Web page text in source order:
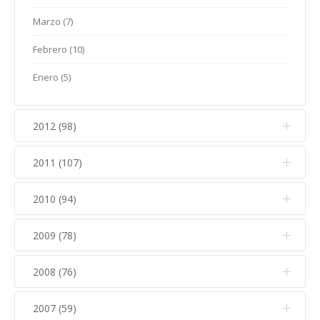
Enero (13)
Marzo (7)
Febrero (10)
Enero (5)
2012 (98)
Diciembre (14)
Noviembre (15)
Octubre (9)
Septiembre (8)
Agosto (1)
Julio (4)
2011 (107)
Diciembre (14)
Noviembre (18)
Octubre (10)
Septiembre (11)
Agosto (3)
2010 (94)
Diciembre (13)
Noviembre (10)
Octubre (8)
2009 (78)
Diciembre (6)
Noviembre (13)
2008 (76)
Diciembre (10)
2007 (59)